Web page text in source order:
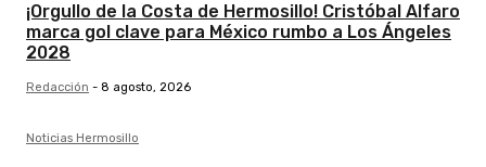
¡Orgullo de la Costa de Hermosillo! Cristóbal Alfaro
marca gol clave para México rumbo a Los Ángeles
2028
Redacción - 8 agosto, 2026
Noticias Hermosillo